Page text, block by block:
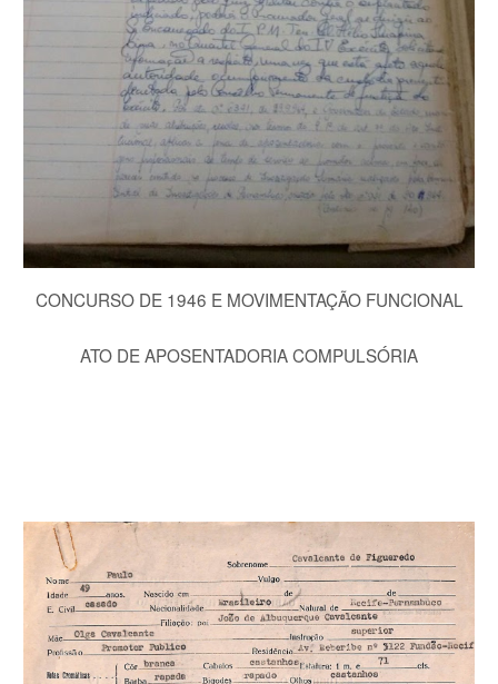
CONCURSO DE 1946 E MOVIMENTAÇÃO FUNCIONAL
ATO DE APOSENTADORIA COMPULSÓRIA